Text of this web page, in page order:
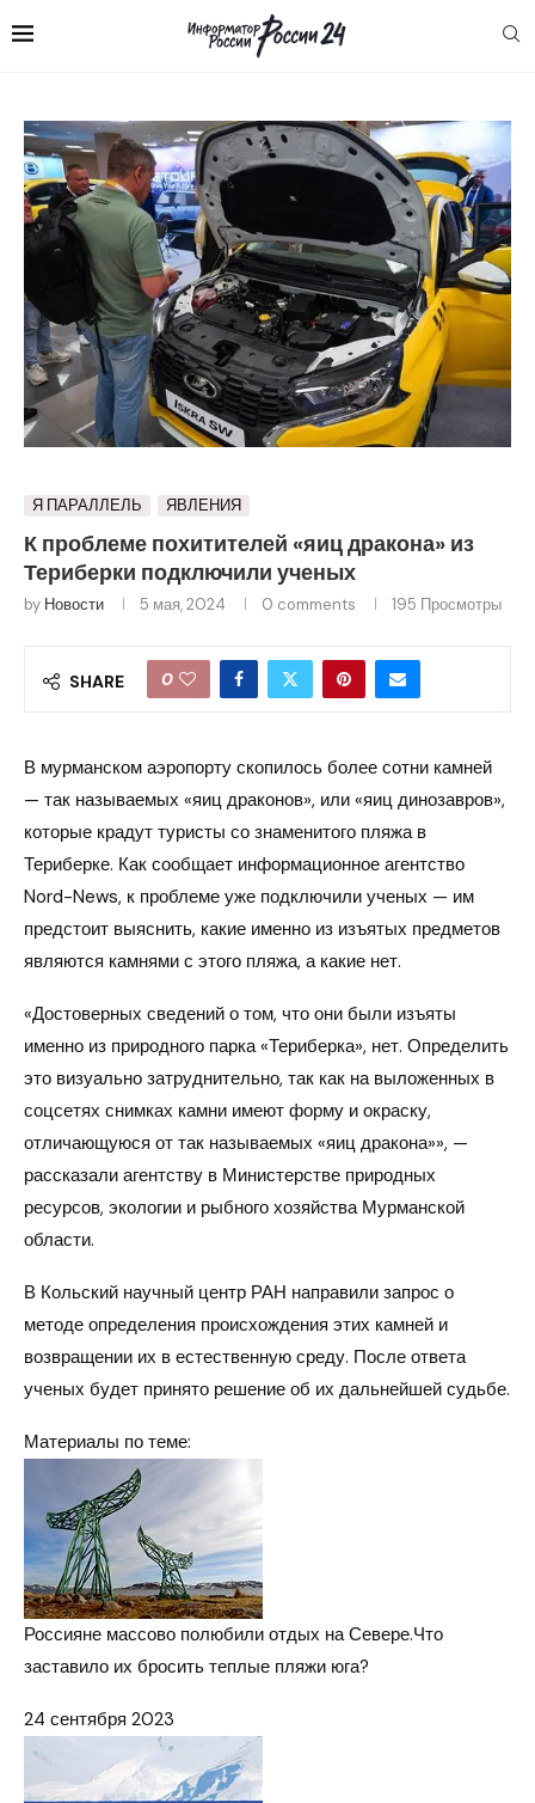
Я ПАРАЛЛЕЛЬ ЯВЛЕНИЯ
К проблеме похитителей «яиц дракона» из
Териберки подключили ученых
by Новости 5 мая, 2024 0 comments 195 Просмотры
SHARE 0
В мурманском аэропорту скопилось более сотни камней
— так называемых «яиц драконов», или «яиц динозавров»,
которые крадут туристы со знаменитого пляжа в
Териберке. Как сообщает информационное агентство
Nord-News, к проблеме уже подключили ученых — им
предстоит выяснить, какие именно из изъятых предметов
являются камнями с этого пляжа, а какие нет.
«Достоверных сведений о том, что они были изъяты
именно из природного парка «Териберка», нет. Определить
это визуально затруднительно, так как на выложенных в
соцсетях снимках камни имеют форму и окраску,
отличающуюся от так называемых «яиц дракона»», —
рассказали агентству в Министерстве природных
ресурсов, экологии и рыбного хозяйства Мурманской
области.
В Кольский научный центр РАН направили запрос о
методе определения происхождения этих камней и
возвращении их в естественную среду. После ответа
ученых будет принято решение об их дальнейшей судьбе.
Материалы по теме:
Россияне массово полюбили отдых на Севере.Что
заставило их бросить теплые пляжи юга?
24 сентября 2023